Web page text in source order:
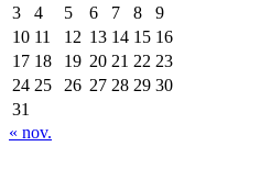
3
4 5 6 7 8
9
10 11 12 13 14 15 16
17 18 19 20 21 22 23
24 25 26 27 28 29 30
31
« nov.